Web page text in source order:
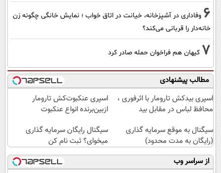
6 وفاداری در آشپزخانه، خیانت در اتاق خواب ؛ نمایش خانگی چگونه زن
خانه‌دار را قربانی می‌کند؟
7 کیهان هم فراخوان حمله صادر کرد
مطالب پیشنهادی
اسپری بیدکش تارومار با اثرفوری ،
محافظ لباس در مقابل بید
اسپری عنکبوت‌‌کش تارومار
ازبین‌برنده انواع عنکبوت
سیگنال به موقع سرمایه گذاری
(رایگان به مدت محدود)
سیگنال رایگان سرمایه گذاری
میخوای؟ ثبت نام کن
از سراسر وب